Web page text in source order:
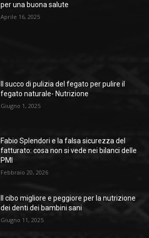
per una buona salute
Aprile 16, 2025
Il succo di pulizia del fegato per pulire il
fegato naturale- Nutrizione
Giugno 1, 2025
Fabio Splendori e la falsa sicurezza del
fatturato: cosa non si vede nei bilanci delle
PMI
Febbraio 20, 2026
Il cibo migliore e peggiore per la nutrizione
dei denti dei bambini sani
Giugno 11, 2025